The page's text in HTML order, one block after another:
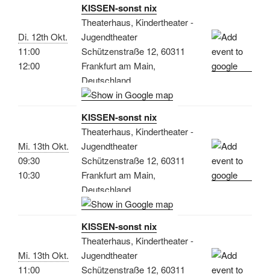
Di. 12th Okt.
11:00
12:00
KISSEN-sonst nix
Theaterhaus, Kindertheater -
Jugendtheater
Schützenstraße 12, 60311
Frankfurt am Main,
Deutschland
Mi. 13th Okt.
09:30
10:30
KISSEN-sonst nix
Theaterhaus, Kindertheater -
Jugendtheater
Schützenstraße 12, 60311
Frankfurt am Main,
Deutschland
Mi. 13th Okt.
11:00
KISSEN-sonst nix
Theaterhaus, Kindertheater -
Jugendtheater
Schützenstraße 12, 60311